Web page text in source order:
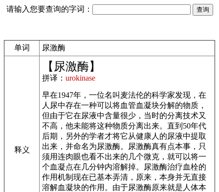
请输入您要查询的字词：
单词 尿激酶
释义
【尿激酶】
拼译： urokinase
早在1947年，一位名叫麦法伦的科学家发现，在
人尿中存在一种可以将血管血凝块分解的物质，
但由于它在尿液中含量很少，当时的分离技术又
不高，他未能将这种物质分离出来。直到50年代
后期，另外的学者才将它从健康人的尿液中提取
出来，并命名为尿激酶。尿激酶真有点本事，只
须用连肉眼也看不出来的几个微克，就可以将一
个血凝点在几分钟内溶解掉。尿激酶治疗血栓的
作用机制现在已基本弄清，原来，本身并无直接
溶解血凝块的作用。由于尿激酶原来就是人体本